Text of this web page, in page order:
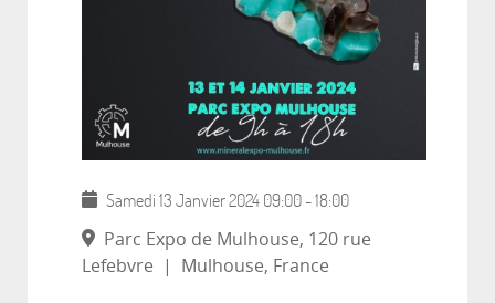
Samedi 13 Janvier 2024 09:00 -18:00
Parc Expo de Mulhouse, 120 rue
Lefebvre
| Mulhouse, France